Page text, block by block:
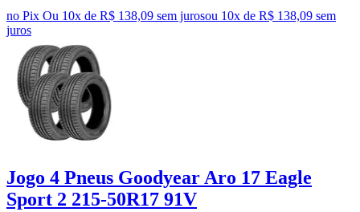
no Pix Ou 10x de R$ 138,09 sem jurosou 10x de R$ 138,09 sem
juros
Jogo 4 Pneus Goodyear Aro 17 Eagle
Sport 2 215-50R17 91V